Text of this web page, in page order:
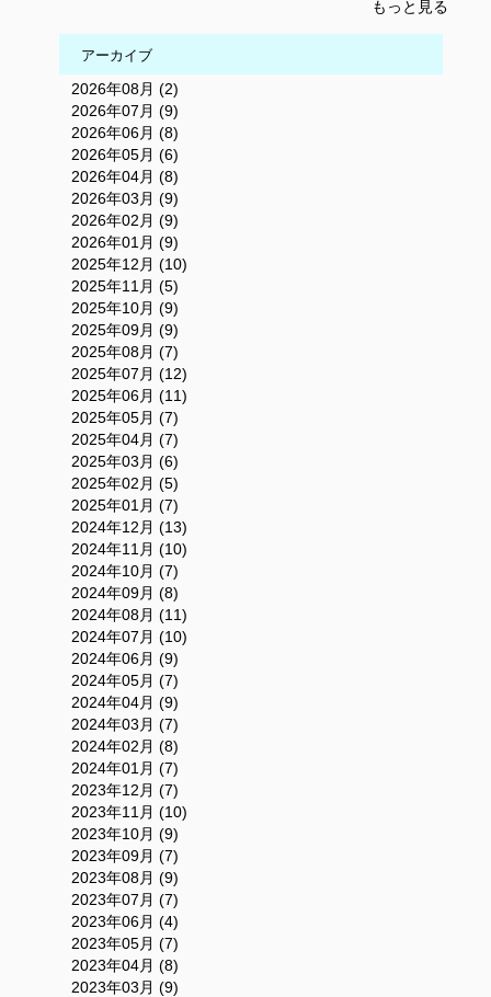
もっと見る
アーカイブ
2026年08月 (2)
2026年07月 (9)
2026年06月 (8)
2026年05月 (6)
2026年04月 (8)
2026年03月 (9)
2026年02月 (9)
2026年01月 (9)
2025年12月 (10)
2025年11月 (5)
2025年10月 (9)
2025年09月 (9)
2025年08月 (7)
2025年07月 (12)
2025年06月 (11)
2025年05月 (7)
2025年04月 (7)
2025年03月 (6)
2025年02月 (5)
2025年01月 (7)
2024年12月 (13)
2024年11月 (10)
2024年10月 (7)
2024年09月 (8)
2024年08月 (11)
2024年07月 (10)
2024年06月 (9)
2024年05月 (7)
2024年04月 (9)
2024年03月 (7)
2024年02月 (8)
2024年01月 (7)
2023年12月 (7)
2023年11月 (10)
2023年10月 (9)
2023年09月 (7)
2023年08月 (9)
2023年07月 (7)
2023年06月 (4)
2023年05月 (7)
2023年04月 (8)
2023年03月 (9)